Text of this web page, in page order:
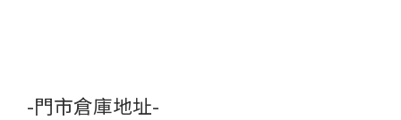
-門市倉庫地址-